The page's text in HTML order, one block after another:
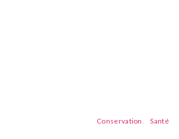
Conservation Santé